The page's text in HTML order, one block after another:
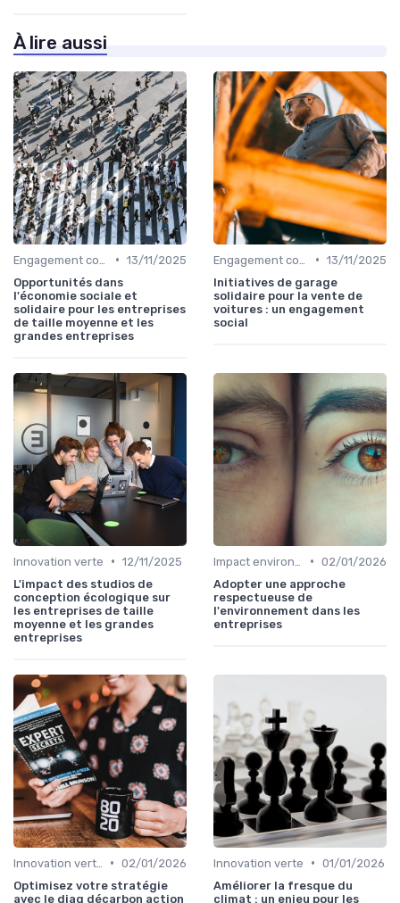
À lire aussi
• 13/11/2025
Opportunités dans
l'économie sociale et
solidaire pour les entreprises
de taille moyenne et les
grandes entreprises
• 13/11/2025
Initiatives de garage
solidaire pour la vente de
voitures : un engagement
social
Innovation verte • 12/11/2025
L'impact des studios de
conception écologique sur
les entreprises de taille
moyenne et les grandes
entreprises
• 02/01/2026
Adopter une approche
respectueuse de
l'environnement dans les
entreprises
• 02/01/2026
Optimisez votre stratégie
avec le diag décarbon action
Innovation verte • 01/01/2026
Améliorer la fresque du
climat : un enjeu pour les